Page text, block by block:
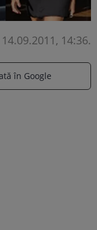
14.09.2011, 14:36.
în Google